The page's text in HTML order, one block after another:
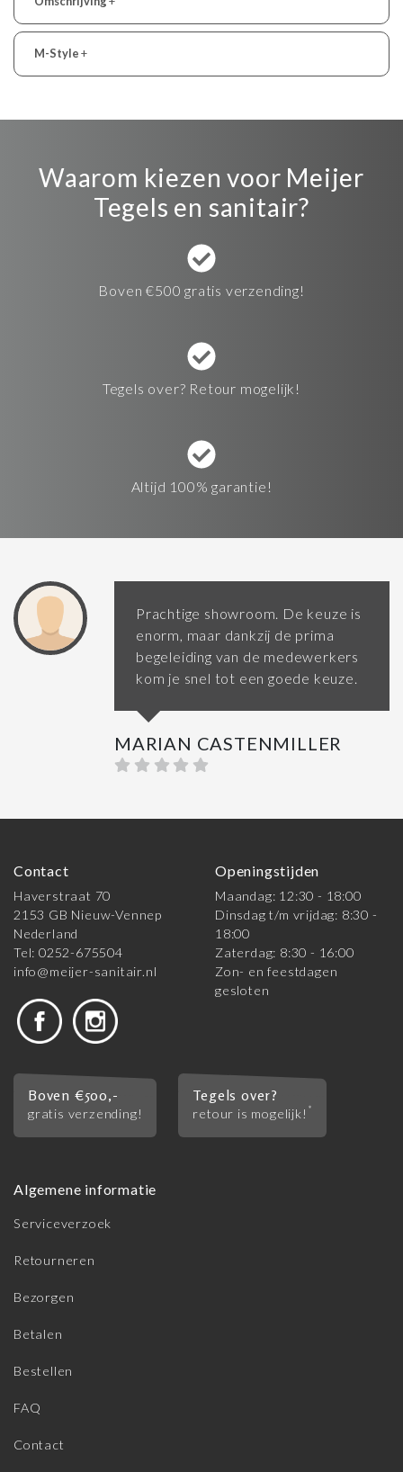
M-Style+
Waarom kiezen voor Meijer
Tegels en sanitair?
Boven €500 gratis verzending!
Tegels over? Retour mogelijk!
Altijd 100% garantie!
Prachtige showroom. De keuze is
enorm, maar dankzij de prima
begeleiding van de medewerkers
kom je snel tot een goede keuze.
MARIAN CASTENMILLER
Contact
Haverstraat 70
2153 GB Nieuw-Vennep
Nederland
Tel: 0252-675504
info@meijer-sanitair.nl
Openingstijden
Maandag: 12:30 - 18:00
Dinsdag t/m vrijdag: 8:30 -
18:00
Zaterdag: 8:30 - 16:00
Zon- en feestdagen
gesloten
Boven €500,-
gratis verzending!
Tegels over?
retour is mogelijk! *
Algemene informatie
Serviceverzoek
Retourneren
Bezorgen
Betalen
Bestellen
FAQ
Contact